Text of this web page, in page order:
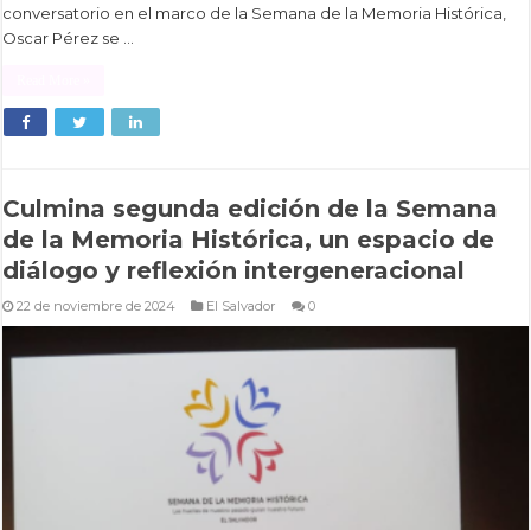
conversatorio en el marco de la Semana de la Memoria Histórica,
Oscar Pérez se …
Culmina segunda edición de la Semana
de la Memoria Histórica, un espacio de
diálogo y reflexión intergeneracional
22 de noviembre de 2024 El Salvador 0